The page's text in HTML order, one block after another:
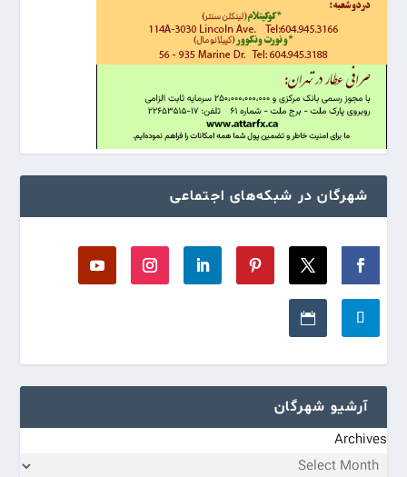
شهرگان در شبکه‌های اجتماعی
آرشیو شهرگان
Archives